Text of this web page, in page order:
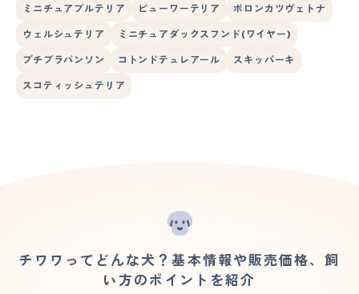
ミニチュアブルテリア ビューワーテリア ボロンカツヴェトナ
ウェルシュテリア ミニチュアダックスフンド(ワイヤー)
プチブラバンソン コトンドテュレアール スキッパーキ
スコティッシュテリア
チワワってどんな犬？基本情報や販売価格、飼
い方のポイントを紹介